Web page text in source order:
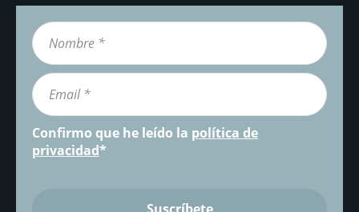
Confirmo que he leído la política de
privacidad*